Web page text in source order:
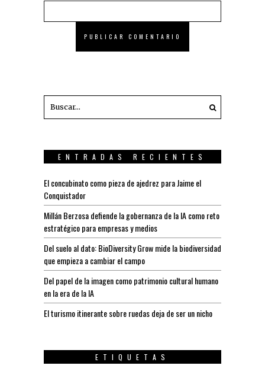
ENTRADAS RECIENTES
El concubinato como pieza de ajedrez para Jaime el
Conquistador
Millán Berzosa defiende la gobernanza de la IA como reto
estratégico para empresas y medios
Del suelo al dato: BioDiversity Grow mide la biodiversidad
que empieza a cambiar el campo
Del papel de la imagen como patrimonio cultural humano
en la era de la IA
El turismo itinerante sobre ruedas deja de ser un nicho
ETIQUETAS